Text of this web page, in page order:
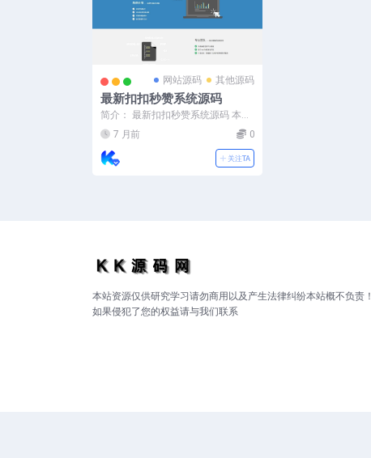
网站源码 其他源码
最新扣扣秒赞系统源码
简介： 最新扣扣秒赞系统源码 本地
计划任务运行 非云端，节省开支！
分站功能，代...
7 月前 0
关注TA
本站资源仅供研究学习请勿商用以及产生法律纠纷本站概不负责！
如果侵犯了您的权益请与我们联系